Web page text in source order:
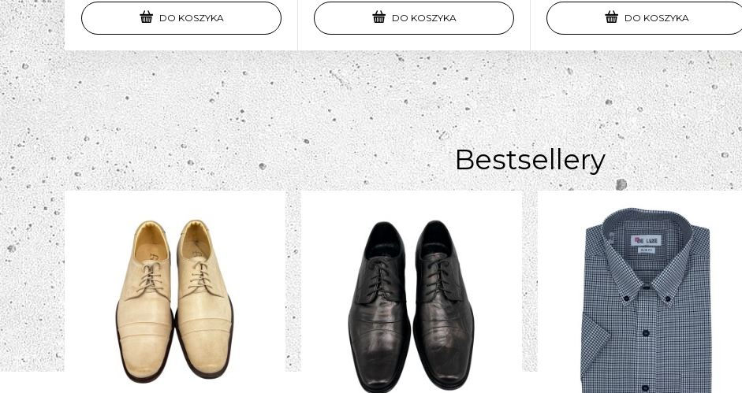
DO KOSZYKA DO KOSZYKA DO KOSZYKA
Bestsellery